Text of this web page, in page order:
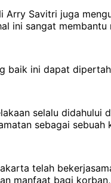
Arry Savitri juga
ini sangat
baik ini dapat
selalu
sebagai
telah
manfaat bagi